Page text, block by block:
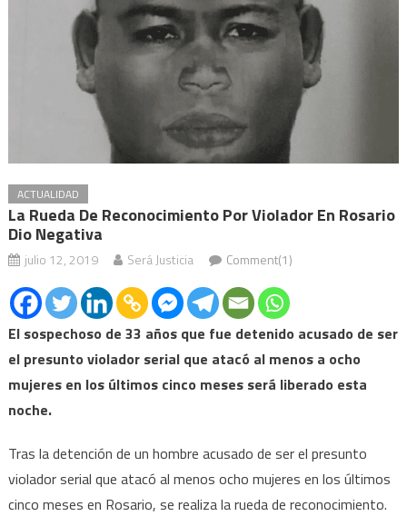
ACTUALIDAD
La Rueda De Reconocimiento Por Violador En Rosario
Dio Negativa
julio 12, 2019 Será Justicia Comment(1)
El sospechoso de 33 años que fue detenido acusado de ser
el presunto violador serial que atacó al menos a ocho
mujeres en los últimos cinco meses será liberado esta
noche.
Tras la detención de un hombre acusado de ser el presunto
violador serial que atacó al menos ocho mujeres en los últimos
cinco meses en Rosario, se realiza la rueda de reconocimiento.